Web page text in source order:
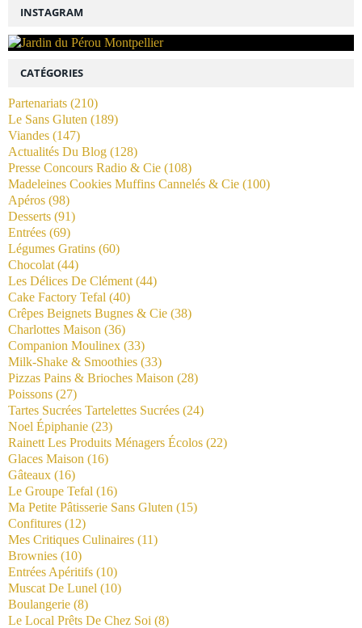
INSTAGRAM
CATÉGORIES
Partenariats (210)
Le Sans Gluten (189)
Viandes (147)
Actualités Du Blog (128)
Presse Concours Radio & Cie (108)
Madeleines Cookies Muffins Cannelés & Cie (100)
Apéros (98)
Desserts (91)
Entrées (69)
Légumes Gratins (60)
Chocolat (44)
Les Délices De Clément (44)
Cake Factory Tefal (40)
Crêpes Beignets Bugnes & Cie (38)
Charlottes Maison (36)
Companion Moulinex (33)
Milk-Shake & Smoothies (33)
Pizzas Pains & Brioches Maison (28)
Poissons (27)
Tartes Sucrées Tartelettes Sucrées (24)
Noel Épiphanie (23)
Rainett Les Produits Ménagers Écolos (22)
Glaces Maison (16)
Gâteaux (16)
Le Groupe Tefal (16)
Ma Petite Pâtisserie Sans Gluten (15)
Confitures (12)
Mes Critiques Culinaires (11)
Brownies (10)
Entrées Apéritifs (10)
Muscat De Lunel (10)
Boulangerie (8)
Le Local Prêts De Chez Soi (8)